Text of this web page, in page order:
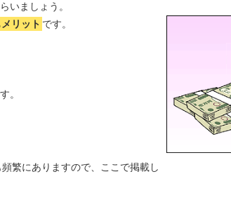
いましょう。
リット です。
。
繁にありますので、ここで掲載し